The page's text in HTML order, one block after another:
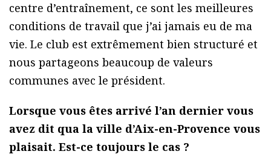
centre d’entraînement, ce sont les meilleures
conditions de travail que j’ai jamais eu de ma
vie. Le club est extrêmement bien structuré et
nous partageons beaucoup de valeurs
communes avec le président.
Lorsque vous êtes arrivé l’an dernier vous
avez dit qua la ville d’Aix-en-Provence vous
plaisait. Est-ce toujours le cas ?